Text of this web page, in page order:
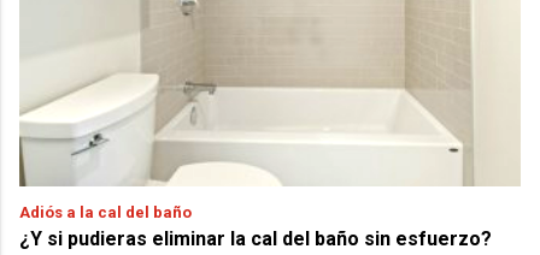
Adiós a la cal del baño
¿Y si pudieras eliminar la cal del baño sin esfuerzo?